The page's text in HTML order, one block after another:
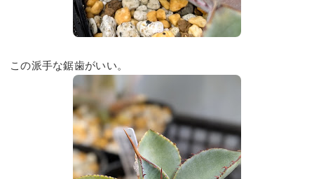
この派手な鋸歯がいい。